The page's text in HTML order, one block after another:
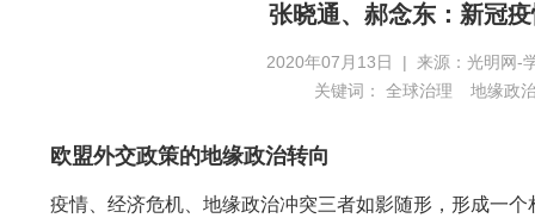
张晓通、郝念东：新冠
2020年07月13日 | 来源：光明网-
关键词： 全球治理 地缘政
欧盟外交政策的地缘政治转向
疫情、经济危机、地缘政治冲突三者如影随形，形成一